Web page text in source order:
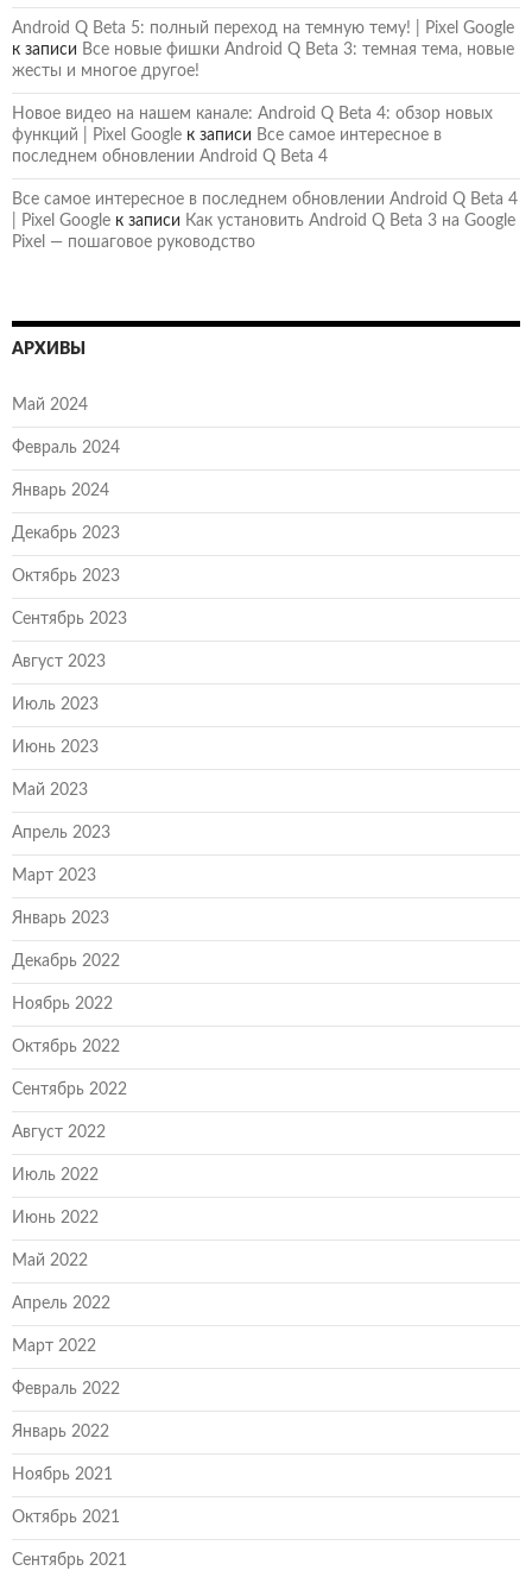
Android Q Beta 5: полный переход на темную тему! | Pixel Google
к записи Все новые фишки Android Q Beta 3: темная тема, новые
жесты и многое другое!
Новое видео на нашем канале: Android Q Beta 4: обзор новых
функций | Pixel Google к записи Все самое интересное в
последнем обновлении Android Q Beta 4
Все самое интересное в последнем обновлении Android Q Beta 4
| Pixel Google к записи Как установить Android Q Beta 3 на Google
Pixel — пошаговое руководство
АРХИВЫ
Май 2024
Февраль 2024
Январь 2024
Декабрь 2023
Октябрь 2023
Сентябрь 2023
Август 2023
Июль 2023
Июнь 2023
Май 2023
Апрель 2023
Март 2023
Январь 2023
Декабрь 2022
Ноябрь 2022
Октябрь 2022
Сентябрь 2022
Август 2022
Июль 2022
Июнь 2022
Май 2022
Апрель 2022
Март 2022
Февраль 2022
Январь 2022
Ноябрь 2021
Октябрь 2021
Сентябрь 2021